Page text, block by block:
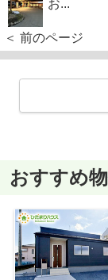
お...
＜ 前のページ
おすすめ